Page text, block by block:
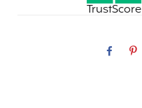
TrustScore